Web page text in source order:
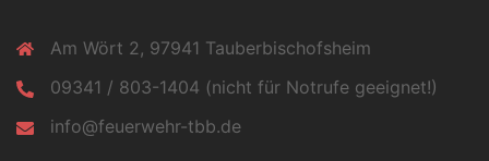
Am Wört 2, 97941 Tauberbischofsheim
09341 / 803-1404 (nicht für Notrufe geeignet!)
info@feuerwehr-tbb.de